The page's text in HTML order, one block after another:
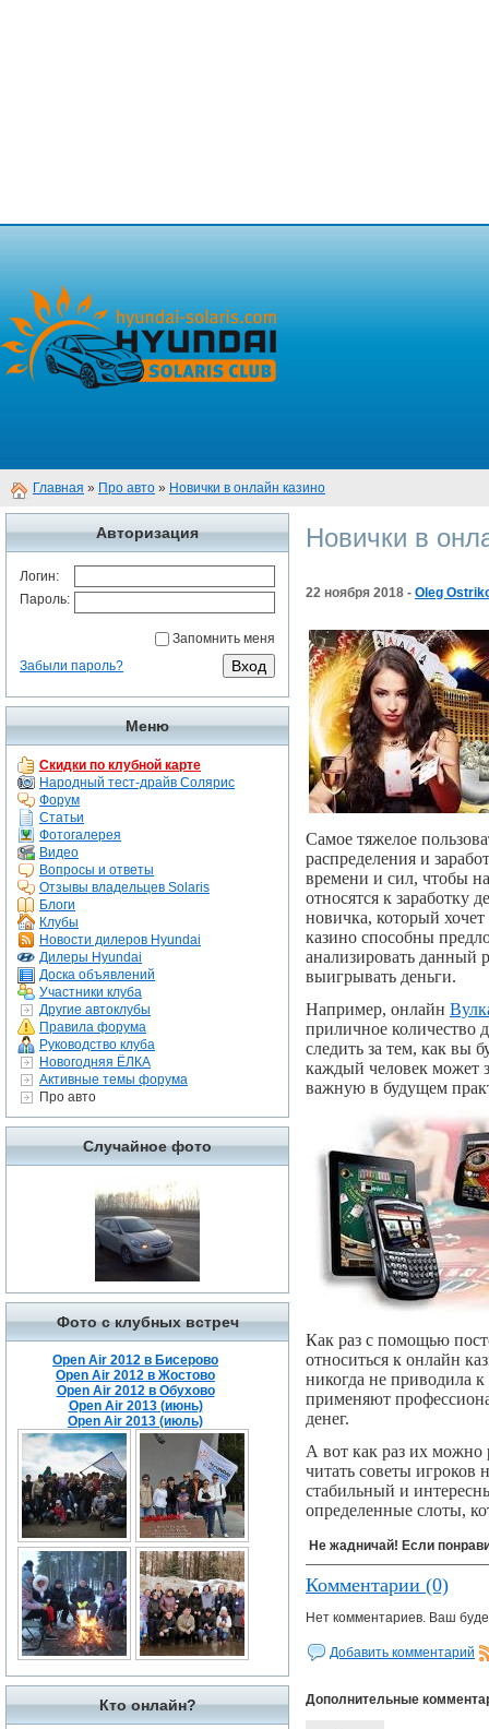
Главная » Про авто » Новички в онлайн казино
Авторизация
Логин:
Пароль:
Запомнить меня
Забыли пароль?
Меню
Скидки по клубной карте
Народный тест-драйв Солярис
Форум
Статьи
Фотогалерея
Видео
Вопросы и ответы
Отзывы владельцев Solaris
Блоги
Клубы
Новости дилеров Hyundai
Дилеры Hyundai
Доска объявлений
Участники клуба
Другие автоклубы
Правила форума
Руководство клуба
Новогодняя ЁЛКА
Активные темы форума
Про авто
Случайное фото
Фото с клубных встреч
Open Air 2012 в Бисерово
Open Air 2012 в Жостово
Open Air 2012 в Обухово
Open Air 2013 (июнь)
Open Air 2013 (июль)
Кто онлайн?
Новички в
22 ноября 2018 - Oleg
Самое тяжелое
распределения и
времени и сил, чтобы
относятся к заработку
новичка, который
казино способны
анализировать данный
выигрывать деньги.
Например, онлайн
приличное количество
следить за тем, как вы
каждый человек может
важную в будущем
Как раз с помощью
относиться к онлайн
никогда не приводила
применяют
денег.
А вот как раз их можно
читать советы игроков
стабильный и
определенные слоты,
Не жадничай! Если
Комментарии (0)
Нет комментариев. Ваш
Добавить комментарий
Дополнительные